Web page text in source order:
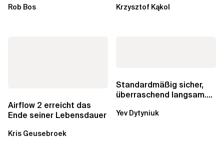
aber auch die...
Rob Bos
Durch die Automatisierung...
Krzysztof Kąkol
Airflow 2 erreicht das
Ende seiner Lebensdauer
Kris Geusebroek
Standardmäßig sicher,
überraschend langsam.
über die RDS...
Yev Dytyniuk